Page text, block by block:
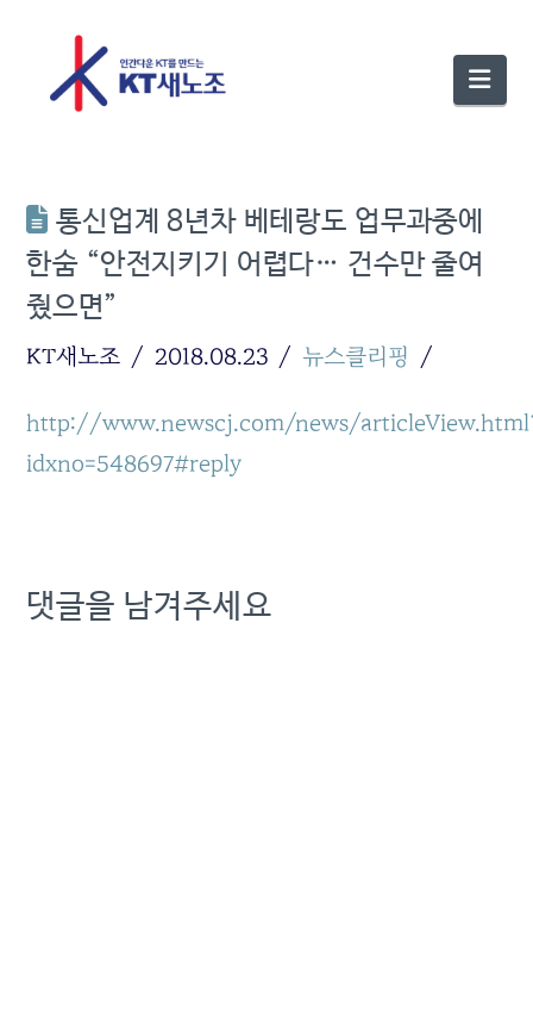
통신업계 8년차 베테랑도 업무과중에
한숨 “안전지키기 어렵다… 건수만 줄여
줬으면”
KT새노조 2018.08.23 뉴스클리핑
http://www.newscj.com/news/
idxno=548697#reply
댓글을 남겨주세요